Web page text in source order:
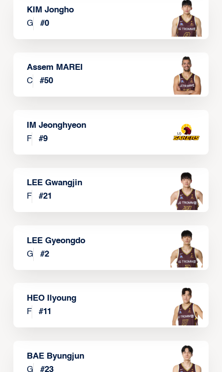
KIM Jongho
G
#0
Assem MAREI
C
#50
IM Jeonghyeon
F
#9
LEE Gwangjin
F
#21
LEE Gyeongdo
G
#2
HEO Ilyoung
F
#11
BAE Byungjun
G
#23